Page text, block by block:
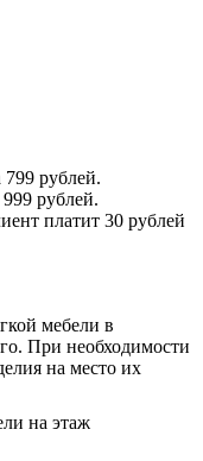
рублей.
рублей.
платит 30 рублей
мебели в
При необходимости
на место их
на этаж